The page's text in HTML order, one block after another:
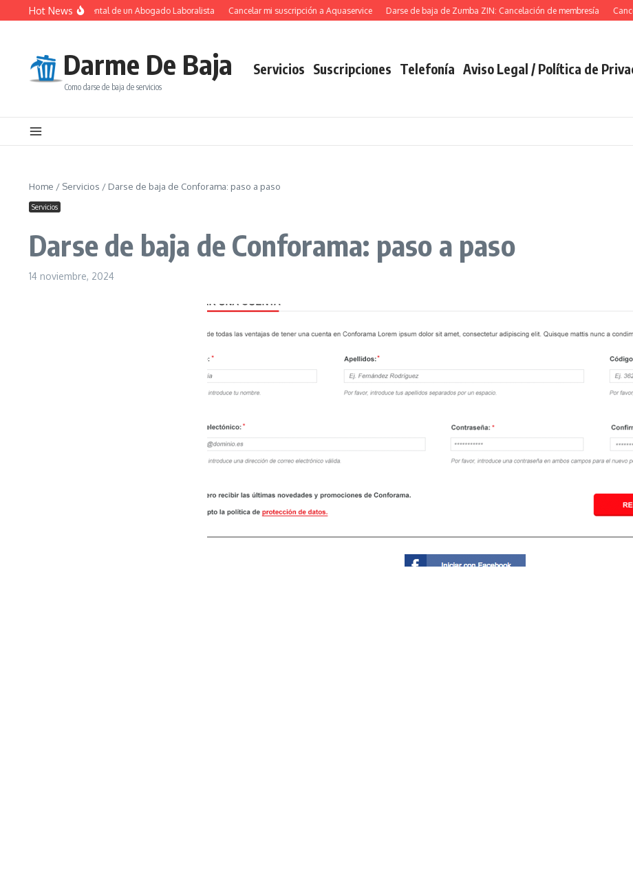
Saltar al contenido
Hot News
El Papel Fundamental de un Abogado Laboralista Cancelar mi suscripción a Aquaservice Darse de baja de Zumba ZIN: Cancelación de membresía Cancelar
Darme De Baja
Como darse de baja de servicios
Servicios Suscripciones Telefonía Aviso Legal / Política de
Home / Servicios / Darse de baja de Conforama: paso a paso
Servicios
Darse de baja de Conforama: paso a paso
14 noviembre, 2024